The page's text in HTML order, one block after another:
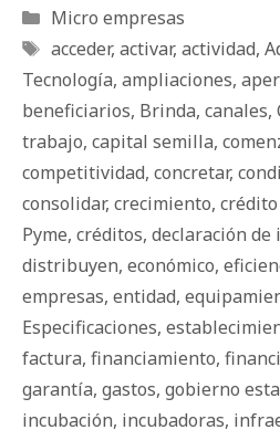
Categorías
Micro empresas
Etiquetas
acceder, activar, actividad,
Tecnología, ampliaciones,
beneficiarios, Brinda, canales,
trabajo, capital semilla,
competitividad, concretar,
consolidar, crecimiento,
Pyme, créditos, declaración de
distribuyen, económico,
empresas, entidad,
Especificaciones,
factura, financiamiento,
garantía, gastos, gobierno
incubación, incubadoras,